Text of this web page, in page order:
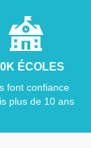
ÉCOLES
font confiance
plus de 10 ans